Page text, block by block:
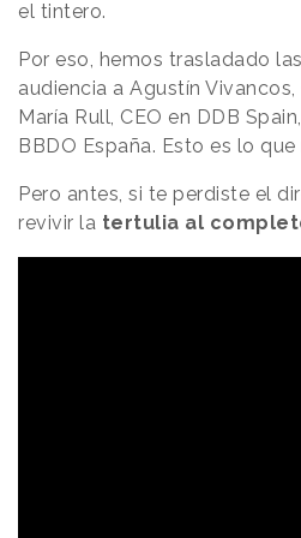
el tintero.
Por eso, hemos trasladado
audiencia a Agustín Vivancos,
María Rull, CEO en DDB
BBDO España. Esto es lo
Pero antes, si te perdiste el
revivir la tertulia al